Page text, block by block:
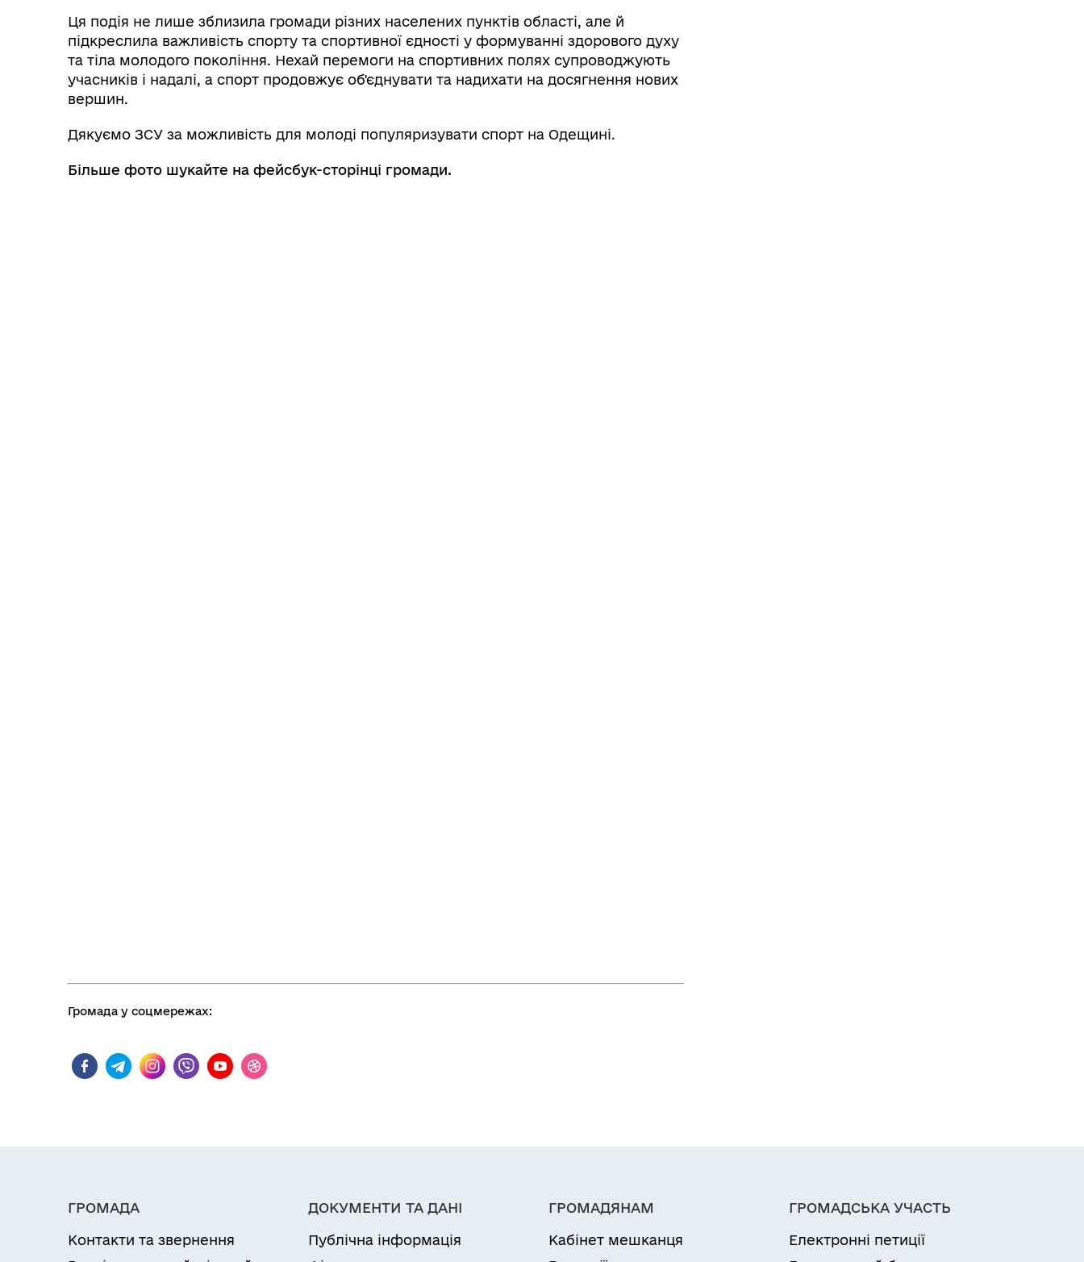
Колегіальні органи (ради,
робочі групи, комісії)
Радіаційний фон Електронна черга в ТЦК
Ця подія не лише зблизила громади різних населених пунктів області, але й
підкреслила важливість спорту та спортивної єдності у формуванні здорового духу
та тіла молодого покоління. Нехай перемоги на спортивних полях супроводжують
учасників і надалі, а спорт продовжує об'єднувати та надихати на досягнення нових
вершин.
Дякуємо ЗСУ за можливість для молоді популяризувати спорт на Одещині.
Більше фото шукайте на фейсбук-сторінці громади.
Громада у соцмережах:
ГРОМАДА
Контакти та звернення
ДОКУМЕНТИ ТА ДАНІ
Публічна інформація
ГРОМАДЯНАМ
Кабінет мешканця
ГРОМАДСЬКА УЧАСТЬ
Електронні петиції